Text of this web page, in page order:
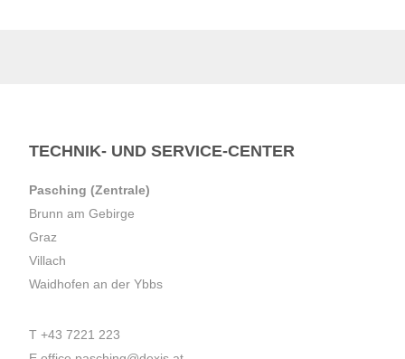
TECHNIK- UND SERVICE-CENTER
Pasching (Zentrale)
Brunn am Gebirge
Graz
Villach
Waidhofen an der Ybbs
T +43 7221 223